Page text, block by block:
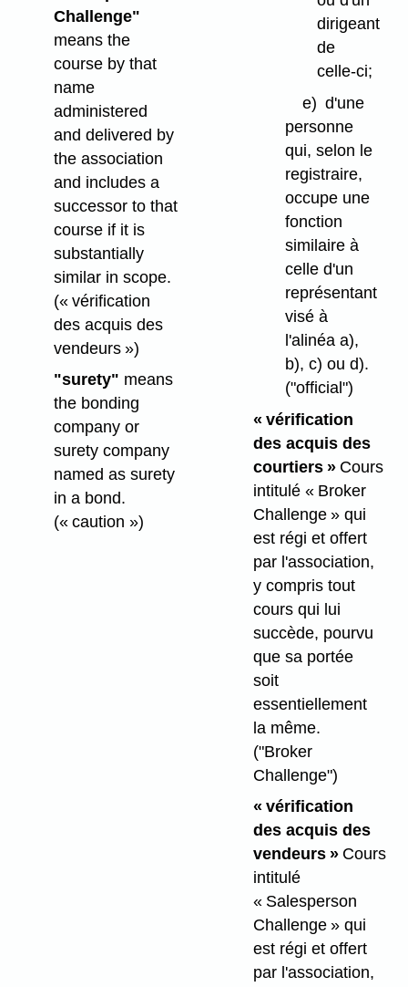
Challenge"
means the
course by that
name
administered
and delivered by
the association
and includes a
successor to that
course if it is
substantially
similar in scope.
(« vérification
des acquis des
vendeurs »)
"surety" means
the bonding
company or
surety company
named as surety
in a bond.
(« caution »)
dirigeant
de
celle-ci;
e) d'une
personne
qui, selon le
registraire,
occupe une
fonction
similaire à
celle d'un
représentant
visé à
l'alinéa a),
b), c) ou d).
("official")
« vérification
des acquis des
courtiers »Cours
intitulé « Broker
Challenge » qui
est régi et offert
par l'association,
y compris tout
cours qui lui
succède, pourvu
que sa portée
soit
essentiellement
la même.
("Broker
Challenge")
« vérification
des acquis des
vendeurs »Cours
intitulé
« Salesperson
Challenge » qui
est régi et offert
par l'association,